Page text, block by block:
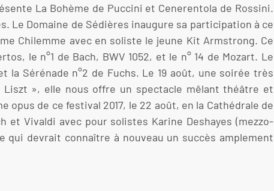
La Bohème de Puccini et Cenerentola de Rossini.
Le Domaine de Sédières inaugure sa participation à ce
Chilemme avec en soliste le jeune Kit Armstrong. Ce
le n°1 de Bach, BWV 1052, et le n° 14 de Mozart. Le
la Sérénade n°2 de Fuchs. Le 19 août, une soirée très
», elle nous offre un spectacle mêlant théâtre et
de ce festival 2017, le 22 août, en la Cathédrale de
et Vivaldi avec pour solistes Karine Deshayes (mezzo-
qui devrait connaître à nouveau un succès amplement